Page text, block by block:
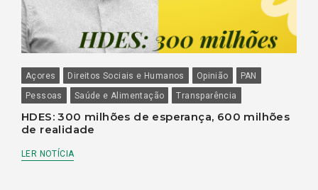
Açores Direitos Sociais e Humanos Opinião
PAN
Pessoas
Saúde e Alimentação Transparência
HDES: 300 milhões de esperança, 600 milhões
de realidade
LER NOTÍCIA